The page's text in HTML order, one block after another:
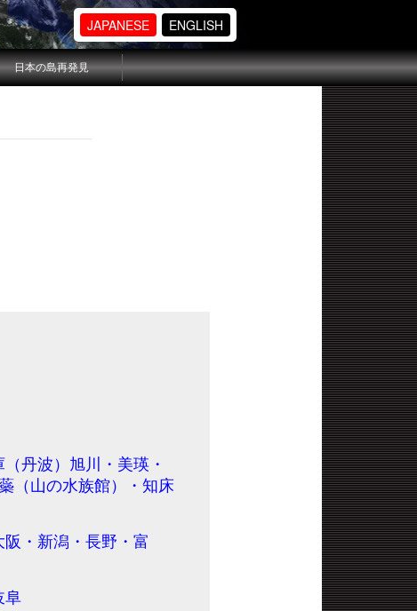
JAPANESE ENGLISH
日本の島再発見
丹波）旭川・美瑛・
（山の水族館）・知床
・新潟・長野・富